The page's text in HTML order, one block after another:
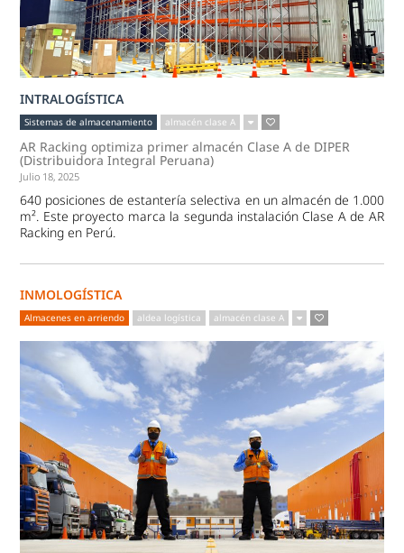
INTRALOGÍSTICA
Sistemas de almacenamiento almacén clase A
AR Racking optimiza primer almacén Clase A de DIPER
(Distribuidora Integral Peruana)
Julio 18, 2025
640 posiciones de estantería selectiva en un almacén de 1.000
m². Este proyecto marca la segunda instalación Clase A de AR
Racking en Perú.
INMOLOGÍSTICA
Almacenes en arriendo aldea logística almacén clase A